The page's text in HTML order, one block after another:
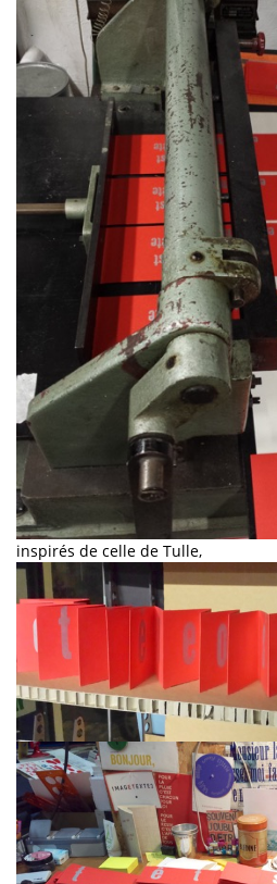
inspirés de celle de Tulle,